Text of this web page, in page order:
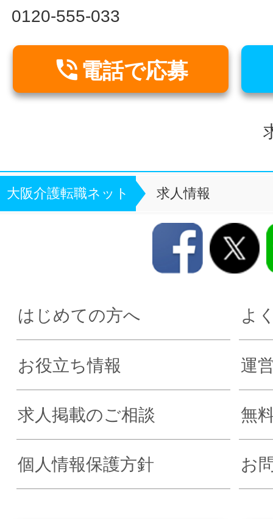
0120-555-033
 電話で応募
大阪介護転職ネット 求人情報
はじめての方へ よ
お役立ち情報 運
求人掲載のご相談 無
個人情報保護方針 お